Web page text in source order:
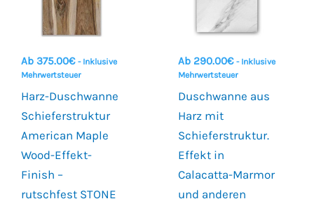
Ab 375.00€ - Inklusive
Mehrwertsteuer
Harz-Duschwanne
Schieferstruktur
American Maple
Wood-Effekt-
Finish –
rutschfest STONE
Ab 290.00€ - Inklusive
Mehrwertsteuer
Duschwanne aus
Harz mit
Schieferstruktur.
Effekt in
Calacatta-Marmor
und anderen